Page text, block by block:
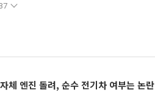
체 엔진 돌려, 순수 전기차 여부는 논란